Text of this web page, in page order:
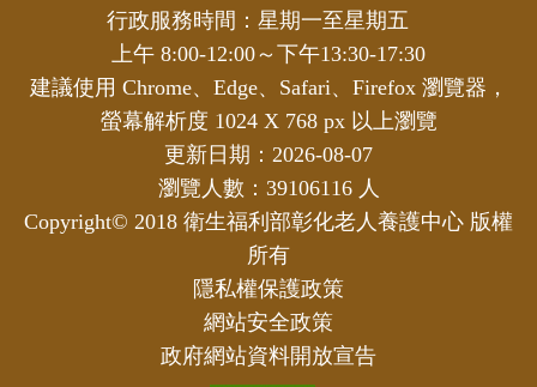
行政服務時間：星期一至星期五
上午 8:00-12:00～下午13:30-17:30
建議使用 Chrome、Edge、Safari、Firefox 瀏覽器，
螢幕解析度 1024 X 768 px 以上瀏覽
更新日期：2026-08-07
瀏覽人數：39106116 人
Copyright© 2018 衛生福利部彰化老人養護中心 版權
所有
隱私權保護政策
網站安全政策
政府網站資料開放宣告